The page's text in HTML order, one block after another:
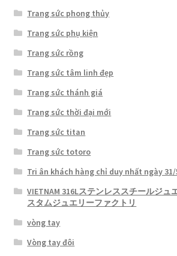
Trang sức phong thủy
Trang sức phụ kiện
Trang sức rồng
Trang sức tâm linh đẹp
Trang sức thánh giá
Trang sức thời đại mới
Trang sức titan
Trang sức totoro
Tri ân khách hàng chỉ duy nhất ngày
VIETNAM 316Lステンレススチールジュ
スタムジュエリーファクトリ
vòng tay
Vòng tay đôi